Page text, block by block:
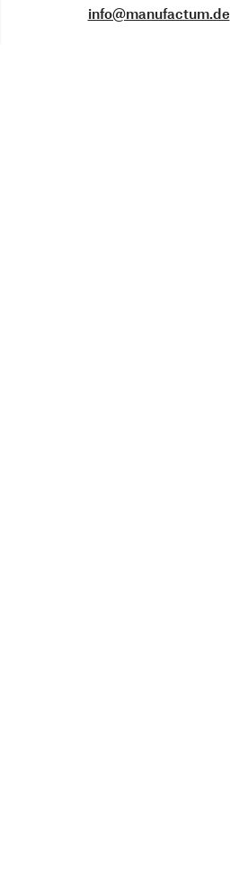
info@manufactum.de